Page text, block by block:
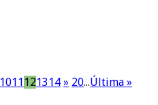
1011 121314 » 20...Última »